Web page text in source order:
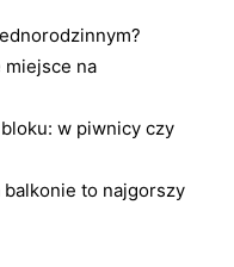
miejsce na
w piwnicy czy
to najgorszy